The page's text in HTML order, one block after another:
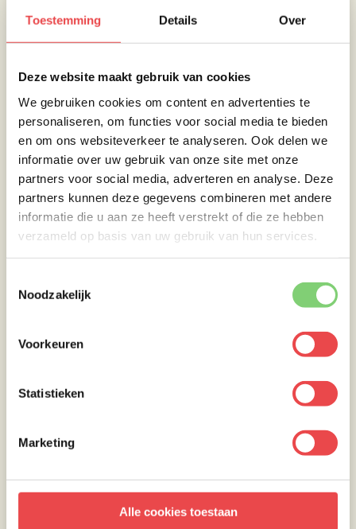
Toestemming Details Over
Deze website maakt gebruik van cookies
We gebruiken cookies om content en advertenties te
personaliseren, om functies voor social media te bieden
en om ons websiteverkeer te analyseren. Ook delen we
informatie over uw gebruik van onze site met onze
partners voor social media, adverteren en analyse. Deze
partners kunnen deze gegevens combineren met andere
informatie die u aan ze heeft verstrekt of die ze hebben
verzameld op basis van uw gebruik van hun services.
Noodzakelijk
Voorkeuren
Statistieken
Marketing
Alle cookies toestaan
Gele bieten
Indien de schil het toelaat, mooi heel en niet
een dunschiller verwijderen voor het koken.
Snij de bieten in plakken van een centimeter
dikte en kook ze gedurende 20 minuten in
water met suiker en een scheutje azijn bijna
gaar. Spoel de plakken koud en besmeer ze
met een klein beetje zonnebloemolie. Grill de
plakken boven hete kolen zodat ze een mooi
grillstreepje krijgen. Neem ze van de bbq en
strooi er wat grof zeezout over en een beetje
aardappelpuree.
Smakelijk eten.
Ingrediënten
1